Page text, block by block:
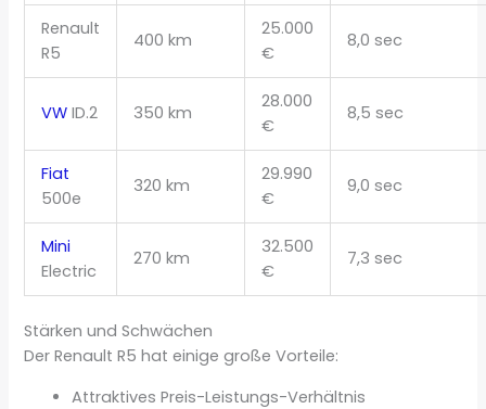
Renault
R5
400 km
25.000
€
8,0 sec
VW ID.2 350 km
28.000
€
8,5 sec
Fiat
500e
320 km
29.990
€
9,0 sec
Mini
Electric
270 km
32.500
€
7,3 sec
Stärken und Schwächen
Der Renault R5 hat einige große Vorteile:
Attraktives Preis-Leistungs-Verhältnis